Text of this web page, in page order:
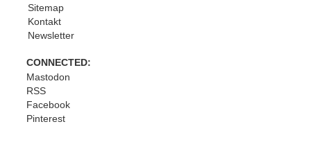
Sitemap
Kontakt
Newsletter
CONNECTED:
Mastodon
RSS
Facebook
Pinterest